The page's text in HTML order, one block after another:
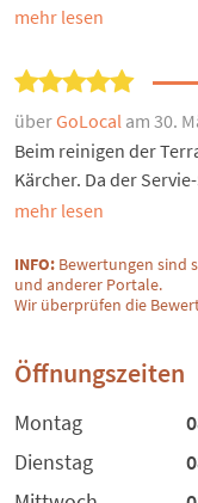
mehr lesen
überGoLocal am 30.
Beim reinigen der
Kärcher. Da der
mehr lesen
INFO: Bewertungen sind
und anderer Portale.
Wir überprüfen die
Öffnungszeiten
Montag
Dienstag